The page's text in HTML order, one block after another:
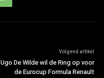
Volgend artikel
Ugo De Wilde wil de Ring op voor
de Eurocup Formula Renault